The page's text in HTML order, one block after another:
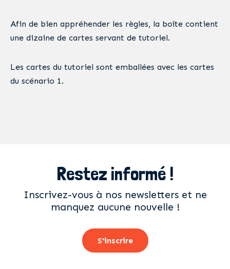
Afin de bien appréhender les règles, la boîte contient
une dizaine de cartes servant de tutoriel.
Les cartes du tutoriel sont emballées avec les cartes
du scénario 1.
Restez informé !
Inscrivez-vous à nos newsletters et ne
manquez aucune nouvelle !
S'inscrire